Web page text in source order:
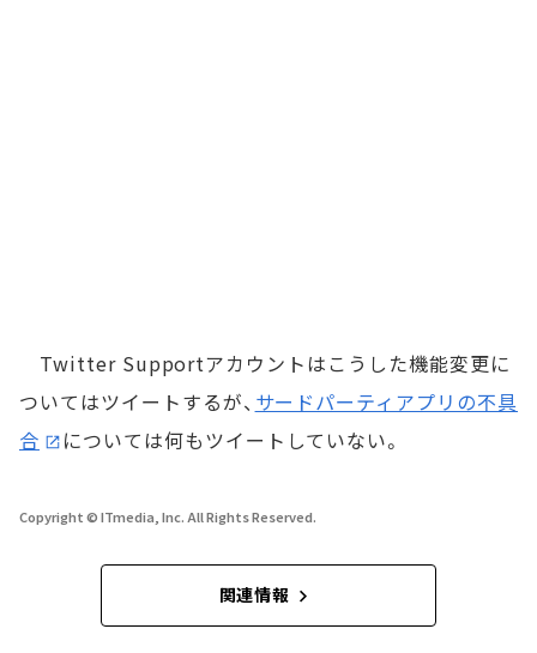
Twitter Supportアカウントはこうした機能変更に
ついてはツイートするが、 サードパーティアプリの不具
合
については何もツイートしていない。
Copyright © ITmedia, Inc. All Rights Reserved.
関連情報